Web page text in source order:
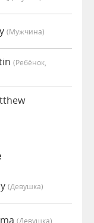
(мужчина)
(Ребёнок,
(девушка)
(девушка)